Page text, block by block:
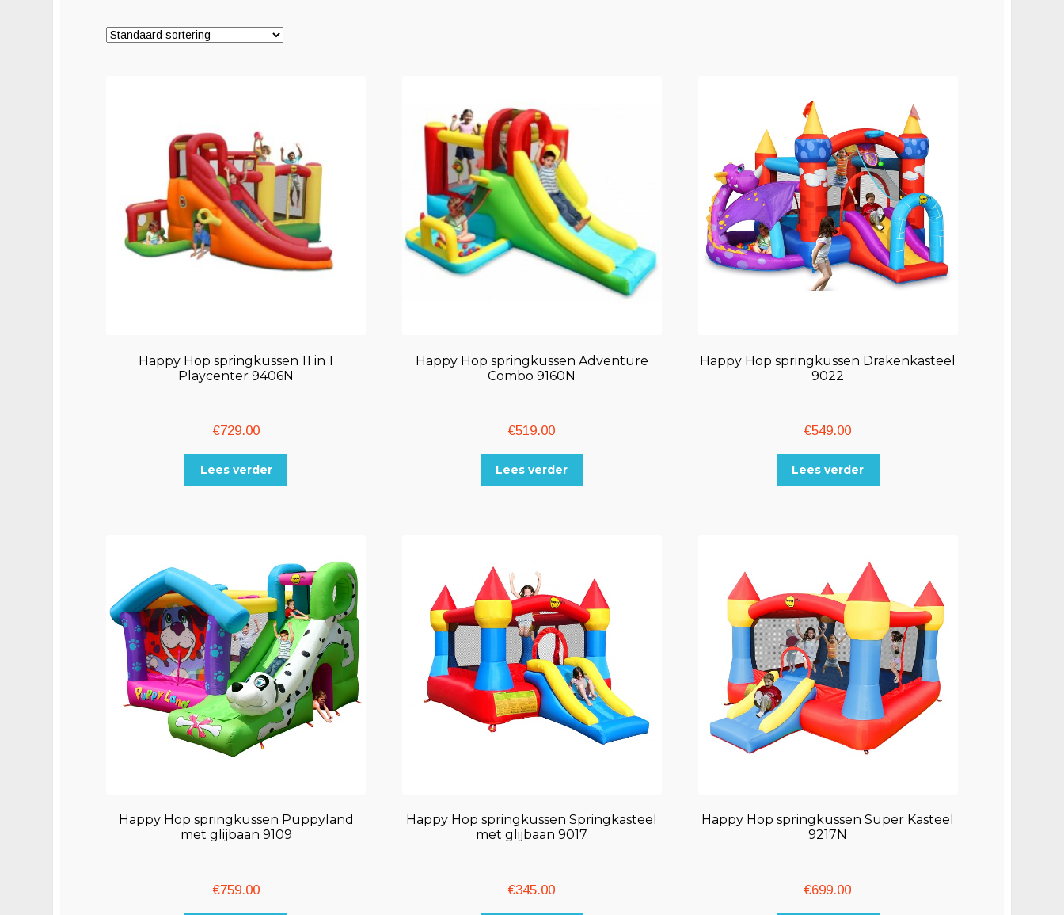
Happy Hop springkussen 11 in 1
Playcenter 9406N
€729.00
Lees verder
Happy Hop springkussen Adventure
Combo 9160N
€519.00
Lees verder
Happy Hop springkussen Drakenkasteel
9022
€549.00
Lees verder
Happy Hop springkussen Puppyland
met glijbaan 9109
€759.00
Happy Hop springkussen Springkasteel
met glijbaan 9017
€345.00
Happy Hop springkussen Super Kasteel
9217N
€699.00